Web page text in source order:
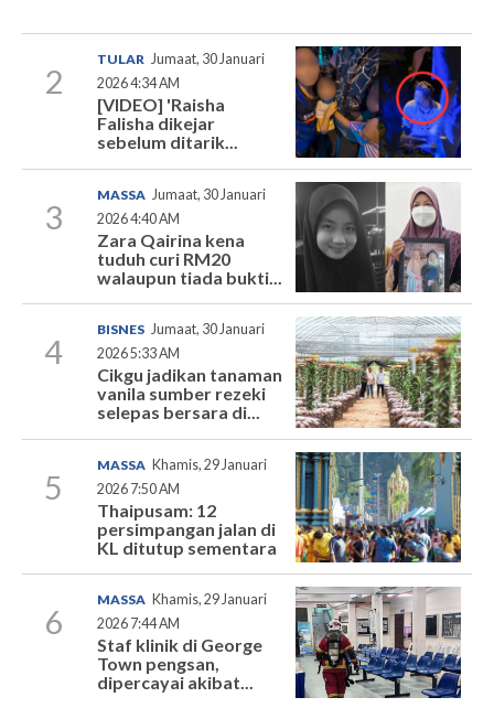
2
TULAR Jumaat, 30 Januari
2026 4:34 AM
[VIDEO] 'Raisha
Falisha dikejar
sebelum ditarik...
3
MASSA Jumaat, 30 Januari
2026 4:40 AM
Zara Qairina kena
tuduh curi RM20
walaupun tiada bukti...
4
BISNES Jumaat, 30 Januari
2026 5:33 AM
Cikgu jadikan tanaman
vanila sumber rezeki
selepas bersara di...
5
MASSA Khamis, 29 Januari
2026 7:50 AM
Thaipusam: 12
persimpangan jalan di
KL ditutup sementara
6
MASSA Khamis, 29 Januari
2026 7:44 AM
Staf klinik di George
Town pengsan,
dipercayai akibat...